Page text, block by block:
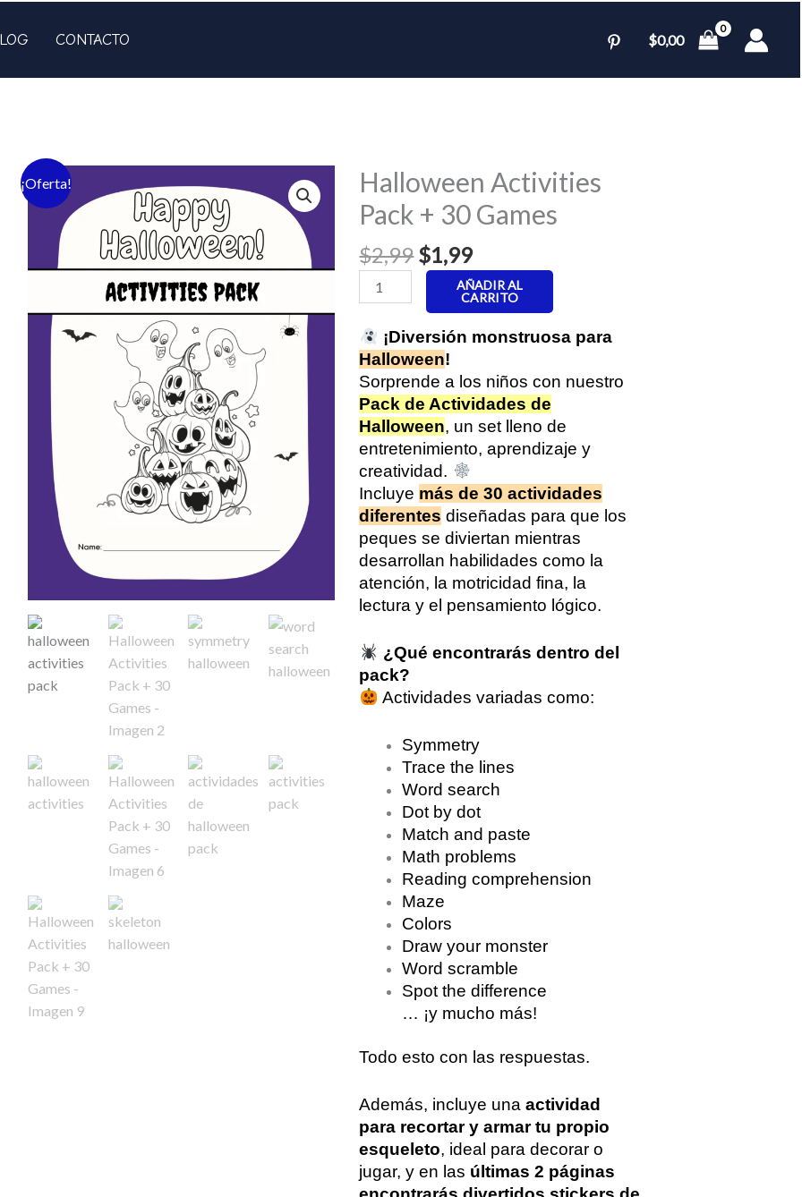
CONTACTO $0,00
¡Oferta!
Halloween Activities
Pack + 30 Games
$2,99El
precio
original
era:
$2,99.
$1,99El
precio
actual
es:
$1,99.
Halloween
Activities
Pack
+
30
Games
cantidad
AÑADIR AL
CARRITO
¡Diversión monstruosa para
Halloween!
Sorprende a los niños con nuestro
Pack de Actividades de
Halloween, un set lleno de
entretenimiento, aprendizaje y
creatividad.
Incluye más de 30 actividades
diferentes diseñadas para que los
peques se diviertan mientras
desarrollan habilidades como la
atención, la motricidad fina, la
lectura y el pensamiento lógico.
¿Qué encontrarás dentro del
pack?
Actividades variadas como:
Symmetry
Trace the lines
Word search
Dot by dot
Match and paste
Math problems
Reading comprehension
Maze
Colors
Draw your monster
Word scramble
Spot the difference
… ¡y mucho más!
Todo esto con las respuestas.
Además, incluye unaactividad
para recortar y armar tu propio
esqueleto, ideal para decorar o
jugar, y en las últimas 2 páginas